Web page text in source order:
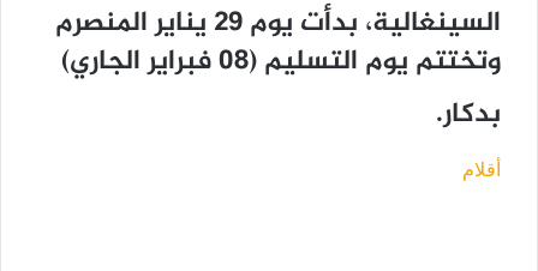
السينغالية، بدأت يوم 29 يناير المنصرم
وتختتم يوم التسليم (08 فبراير الجاري)
بدكار.
أقلام